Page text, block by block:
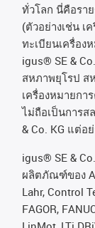
ทั่วโลก นี่คือรา
(ตัวอย่างเช่น เ
ทะเบียนเครื่อง
igus® SE &
สหภาพยุโรป ส
เครื่องหมายกา
ไม่ถือเป็นการ
& Co. KG แต่อย่
igus® SE &
ผลิตภัณฑ์ของ
Lahr, Control
FAGOR,